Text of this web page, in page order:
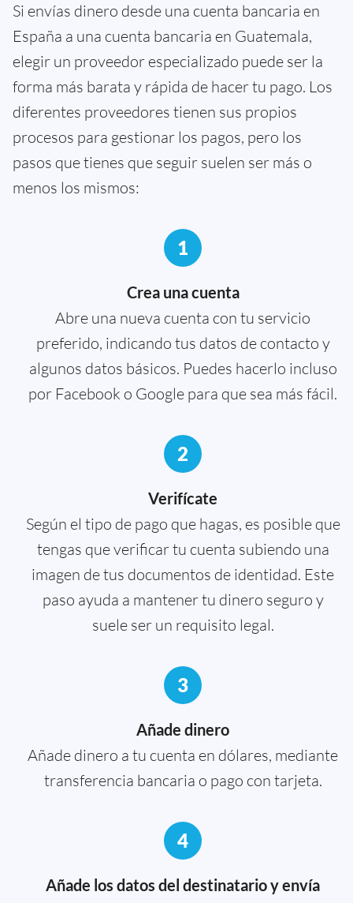
Si envías dinero desde una cuenta bancaria en
España a una cuenta bancaria en Guatemala,
elegir un proveedor especializado puede ser la
forma más barata y rápida de hacer tu pago. Los
diferentes proveedores tienen sus propios
procesos para gestionar los pagos, pero los
pasos que tienes que seguir suelen ser más o
menos los mismos:
1
Crea una cuenta
Abre una nueva cuenta con tu servicio
preferido, indicando tus datos de contacto y
algunos datos básicos. Puedes hacerlo incluso
por Facebook o Google para que sea más fácil.
2
Verifícate
Según el tipo de pago que hagas, es posible que
tengas que verificar tu cuenta subiendo una
imagen de tus documentos de identidad. Este
paso ayuda a mantener tu dinero seguro y
suele ser un requisito legal.
3
Añade dinero
Añade dinero a tu cuenta en dólares, mediante
transferencia bancaria o pago con tarjeta.
4
Añade los datos del destinatario y envía